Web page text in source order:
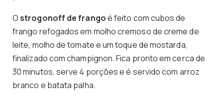
Ostrogonoff de frangoé feito com cubos de
frango refogados em molho cremoso de creme de
leite, molho de tomate e um toque de mostarda,
finalizado com champignon. Fica pronto em cerca de
30 minutos, serve 4 porções e é servido com arroz
branco e batata palha.